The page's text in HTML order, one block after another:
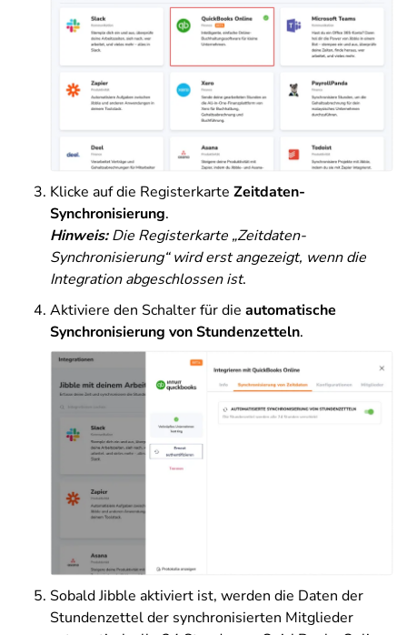
Klicke auf die Registerkarte Zeitdaten-
Synchronisierung.
Hinweis:Die Registerkarte „Zeitdaten-
Synchronisierung“ wird erst angezeigt, wenn die
Integration abgeschlossen ist.
Aktiviere den Schalter für die automatische
Synchronisierung von Stundenzetteln.
Sobald Jibble aktiviert ist, werden die Daten der
Stundenzettel der synchronisierten Mitglieder